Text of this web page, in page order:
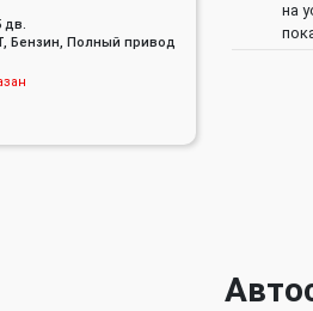
дв.
Бензин, Полный привод
на